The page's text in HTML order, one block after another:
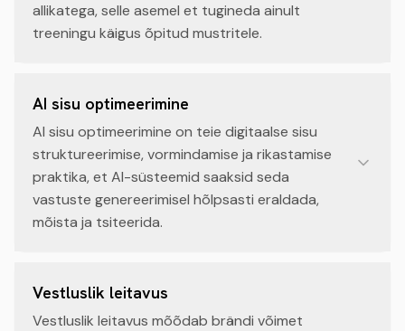
allikatega, selle asemel et tugineda ainult
treeningu käigus õpitud mustritele.
AI sisu optimeerimine
AI sisu optimeerimine on teie digitaalse sisu
struktureerimise, vormindamise ja rikastamise
praktika, et AI-süsteemid saaksid seda
vastuste genereerimisel hõlpsasti eraldada,
mõista ja tsiteerida.
Vestluslik leitavus
Vestluslik leitavus mõõdab brändi võimet